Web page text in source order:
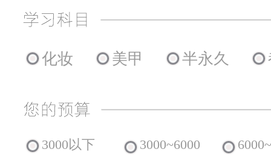
化妆 美甲 半永久
3000以下 3000~6000